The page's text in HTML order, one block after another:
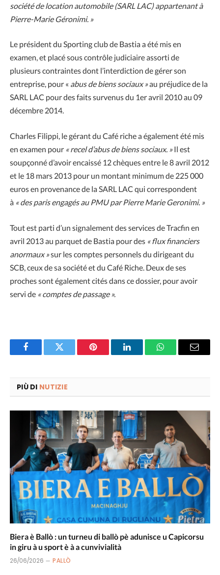
société de location automobile (SARL LAC) appartenant à
Pierre-Marie Géronimi. »
Le président du Sporting club de Bastia a été mis en
examen, et placé sous contrôle judiciaire assorti de
plusieurs contraintes dont l’interdiction de gérer son
entreprise, pour « abus de biens sociaux »au préjudice de la
SARL LAC pour des faits survenus du 1er avril 2010 au 09
décembre 2014.
Charles Filippi, le gérant du Café riche a également été mis
en examen pour « recel d’abus de biens sociaux. »Il est
soupçonné d’avoir encaissé 12 chèques entre le 8 avril 2012
et le 18 mars 2013 pour un montant minimum de 225 000
euros en provenance de la SARL LAC qui correspondent
à « des paris engagés au PMU par Pierre Marie Geronimi. »
Tout est parti d’un signalement des services de Tracfin en
avril 2013 au parquet de Bastia pour des « flux financiers
anormaux »sur les comptes personnels du dirigeant du
SCB, ceux de sa société et du Café Riche. Deux de ses
proches sont également cités dans ce dossier, pour avoir
servi de « comptes de passage ».
FacebookTwitter Pinterest LinkedInWhatsAppEmail
PIÙ DI NUTIZIE
Biera è Ballò : un turneu di ballò pè adunisce u Capicorsu
in giru à u sport è à a cunvivialità
26/06/2026 PALLÒ